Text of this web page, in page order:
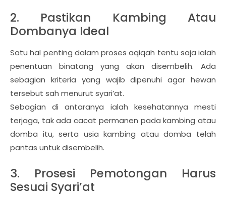
2. Pastikan Kambing Atau
Dombanya Ideal
Satu hal penting dalam proses aqiqah tentu saja ialah
penentuan binatang yang akan disembelih. Ada
sebagian kriteria yang wajib dipenuhi agar hewan
tersebut sah menurut syari’at.
Sebagian di antaranya ialah kesehatannya mesti
terjaga, tak ada cacat permanen pada kambing atau
domba itu, serta usia kambing atau domba telah
pantas untuk disembelih.
3. Prosesi Pemotongan Harus
Sesuai Syari’at